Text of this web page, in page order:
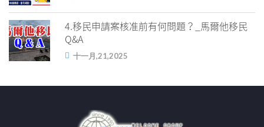
4.移民申請案核准前有何問題？_馬爾他移民
Q&A
十一月,21,2025